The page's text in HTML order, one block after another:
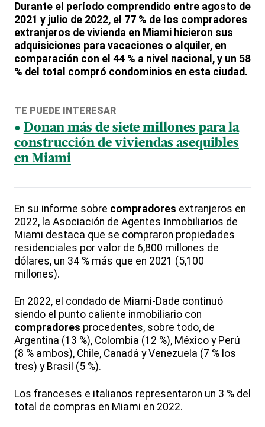
Durante el período comprendido entre agosto de
2021 y julio de 2022, el 77 % de los compradores
extranjeros de vivienda en Miami hicieron sus
adquisiciones para vacaciones o alquiler, en
comparación con el 44 % a nivel nacional, y un 58
% del total compró condominios en esta ciudad.
TE PUEDE INTERESAR
Donan más de siete millones para la
construcción de viviendas asequibles
en Miami
En su informe sobre compradores extranjeros en
2022, la Asociación de Agentes Inmobiliarios de
Miami destaca que se compraron propiedades
residenciales por valor de 6,800 millones de
dólares, un 34 % más que en 2021 (5,100
millones).
En 2022, el condado de Miami-Dade continuó
siendo el punto caliente inmobiliario con
compradores procedentes, sobre todo, de
Argentina (13 %), Colombia (12 %), México y Perú
(8 % ambos), Chile, Canadá y Venezuela (7 % los
tres) y Brasil (5 %).
Los franceses e italianos representaron un 3 % del
total de compras en Miami en 2022.